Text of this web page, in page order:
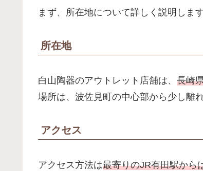
まず、所在地について詳しく説明します
所在地
白山陶器のアウトレット店舗は、 長崎
場所は、波佐見町の中心部から少し離
アクセス
アクセス方法は最寄りのJR有田駅から